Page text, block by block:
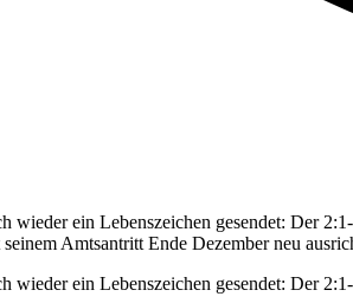
wieder ein Lebenszeichen gesendet: Der
seinem Amtsantritt Ende Dezember neu
wieder ein Lebenszeichen gesendet: Der